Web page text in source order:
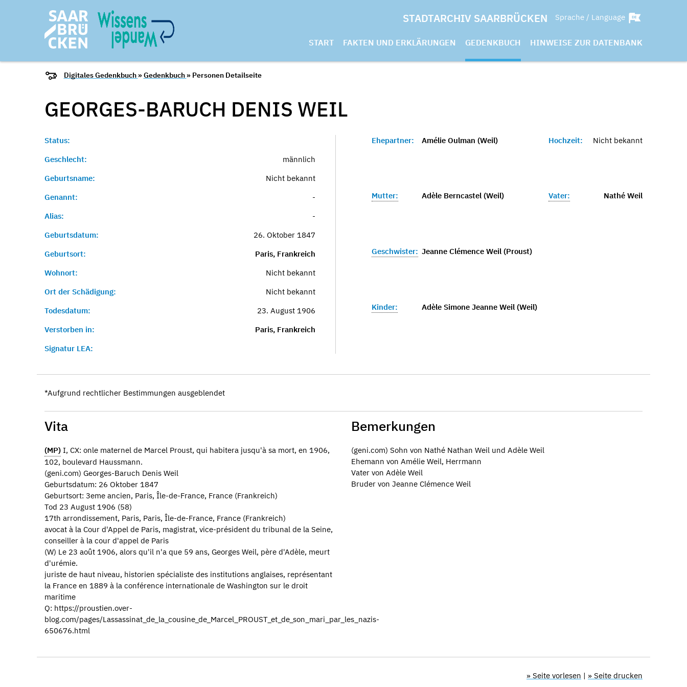
STADTARCHIV SAARBRÜCKEN Sprache / Language
START FAKTEN UND ERKLÄRUNGEN GEDENKBUCH HINWEISE ZUR DATENBANK
Digitales Gedenkbuch »Gedenkbuch » Personen Detailseite
GEORGES-BARUCH DENIS WEIL
Status:
Geschlecht:
männlich
Geburtsname:
Nicht bekannt
Genannt:
-
Alias:
-
Geburtsdatum:
26. Oktober 1847
Geburtsort:
Paris, Frankreich
Wohnort:
Nicht bekannt
Ort der Schädigung:
Nicht bekannt
Todesdatum:
23. August 1906
Verstorben in:
Paris, Frankreich
Signatur LEA:
Ehepartner: Amélie Oulman (Weil) Hochzeit: Nicht bekannt
Mutter: Adèle Berncastel (Weil) Vater: Nathé Weil
Geschwister: Jeanne Clémence Weil (Proust)
Kinder: Adèle Simone Jeanne Weil (Weil)
*Aufgrund rechtlicher Bestimmungen ausgeblendet
Vita
(MP) I, CX: onle maternel de Marcel Proust, qui habitera jusqu'à sa mort, en 1906,
102, boulevard Haussmann.
(geni.com) Georges-Baruch Denis Weil
Geburtsdatum: 26 Oktober 1847
Geburtsort: 3eme ancien, Paris, Île-de-France, France (Frankreich)
Tod 23 August 1906 (58)
17th arrondissement, Paris, Paris, Île-de-France, France (Frankreich)
avocat à la Cour d'Appel de Paris, magistrat, vice-président du tribunal de la Seine,
conseiller à la cour d'appel de Paris
(W) Le 23 août 1906, alors qu'il n'a que 59 ans, Georges Weil, père d'Adèle, meurt
d'urémie.
juriste de haut niveau, historien spécialiste des institutions anglaises, représentant
la France en 1889 à la conférence internationale de Washington sur le droit
maritime
Q: https://proustien.over-
blog.com/pages/Lassassinat_de_la_cousine_de_Marcel_PROUST_et_de_son_mari_par_les_nazis-
650676.html
Bemerkungen
(geni.com) Sohn von Nathé Nathan Weil und Adèle Weil
Ehemann von Amélie Weil, Herrmann
Vater von Adèle Weil
Bruder von Jeanne Clémence Weil
» Seite vorlesen | » Seite drucken